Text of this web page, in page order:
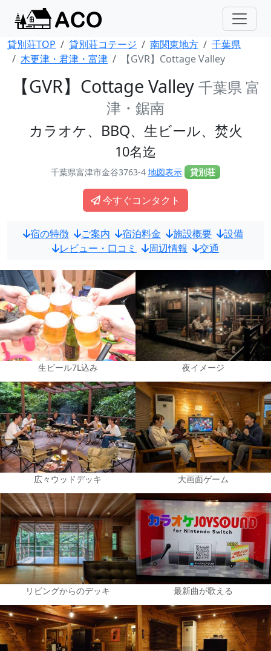
貸別荘TOP 貸別荘コテージ 南関東地方
千葉県
木更津・君津・富津
【GVR】Cottage Valley
【GVR】Cottage Valley 千葉県 富
津・鋸南
カラオケ、BBQ、生ビール、焚火
10名迄
千葉県富津市金谷3763-4 地図表示 貸別荘
今すぐコンタクト
宿の特徴 ご案内 宿泊料金 施設概要
設備
レビュー・口コミ
周辺情報 交通
生ビール7L込み 夜イメージ
広々ウッドデッキ 大画面ゲーム
リビングからのデッキ 最新曲が歌える